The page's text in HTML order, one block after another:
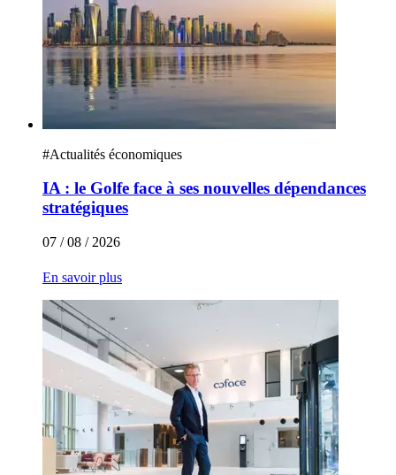
#Actualités économiques
IA : le Golfe face à ses nouvelles dépendances
stratégiques
07 / 08 / 2026
En savoir plus